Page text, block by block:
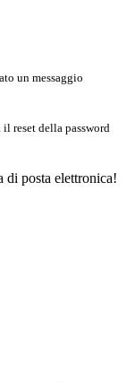
un messaggio
reset della password
di posta elettronica!